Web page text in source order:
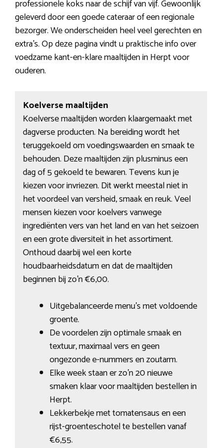
professionele koks naar de schijf van vijf. Gewoonlijk
geleverd door een goede cateraar of een regionale
bezorger. We onderscheiden heel veel gerechten en
extra’s. Op deze pagina vindt u praktische info over
voedzame kant-en-klare maaltijden in Herpt voor
ouderen.
Koelverse maaltijden
Koelverse maaltijden worden klaargemaakt met
dagverse producten. Na bereiding wordt het
teruggekoeld om voedingswaarden en smaak te
behouden. Deze maaltijden zijn plusminus een
dag of 5 gekoeld te bewaren. Tevens kun je
kiezen voor invriezen. Dit werkt meestal niet in
het voordeel van versheid, smaak en reuk. Veel
mensen kiezen voor koelvers vanwege
ingrediënten vers van het land en van het seizoen
en een grote diversiteit in het assortiment.
Onthoud daarbij wel een korte
houdbaarheidsdatum en dat de maaltijden
beginnen bij zo’n €6,00.
Uitgebalanceerde menu’s met voldoende
groente.
De voordelen zijn optimale smaak en
textuur, maximaal vers en geen
ongezonde e-nummers en zoutarm.
Elke week staan er zo’n 20 nieuwe
smaken klaar voor maaltijden bestellen in
Herpt.
Lekkerbekje met tomatensaus en een
rijst-groenteschotel te bestellen vanaf
€6,55.